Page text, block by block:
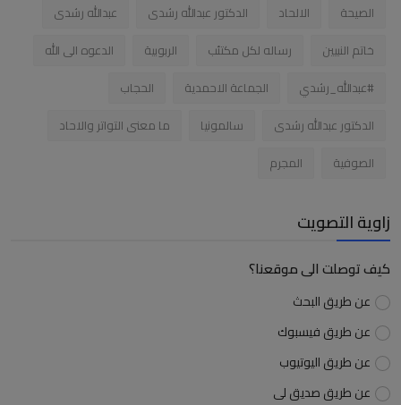
الصيحة
الالحاد الدكتور عبدالله رشدى
عبدالله رشدى
خاتم النبيين
رساله لكل مكتئب الربوبية
الدعوه الى الله
#عبدالله_رشدي
الجماعة الاحمدية
الحجاب
الدكتور عبدالله رشدى
سالمونيا
ما معنى التواتر والاحاد
الصوفية
المجرم
زاوية التصويت
كيف توصلت الى موقعنا؟
عن طريق البحث
عن طريق فيسبوك
عن طريق اليوتيوب
عن طريق صديق لى